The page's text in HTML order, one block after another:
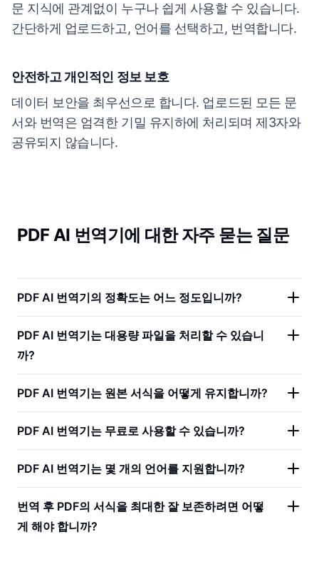
문 지식에 관계없이 누구나 쉽게 사용할 수 있습니다.
간단하게 업로드하고, 언어를 선택하고, 번역합니다.
안전하고 개인적인 정보 보호
데이터 보안을 최우선으로 합니다. 업로드된 모든 문
서와 번역은 엄격한 기밀 유지하에 처리되며 제3자와
공유되지 않습니다.
PDF AI 번역기에 대한 자주 묻는 질문
PDF AI 번역기의 정확도는 어느 정도입니까?
PDF AI 번역기는 대용량 파일을 처리할 수 있습니
까?
PDF AI 번역기는 원본 서식을 어떻게 유지합니까?
PDF AI 번역기는 무료로 사용할 수 있습니까?
PDF AI 번역기는 몇 개의 언어를 지원합니까?
번역 후 PDF의 서식을 최대한 잘 보존하려면 어떻
게 해야 합니까?